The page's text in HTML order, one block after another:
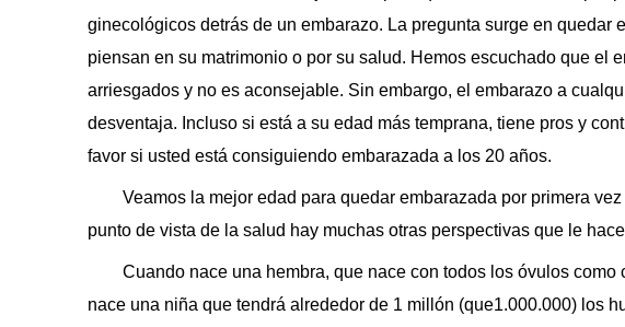
ginecológicos detrás de un embarazo. La pregunta surge en quedar
piensan en su matrimonio o por su salud. Hemos escuchado que el
arriesgados y no es aconsejable. Sin embargo, el embarazo a
desventaja. Incluso si está a su edad más temprana, tiene pros y
favor si usted está consiguiendo embarazada a los 20 años.
Veamos la mejor edad para quedar embarazada por primera
punto de vista de la salud hay muchas otras perspectivas que le
Cuando nace una hembra, que nace con todos los óvulos
nace una niña que tendrá alrededor de 1 millón (que1.000.000) los